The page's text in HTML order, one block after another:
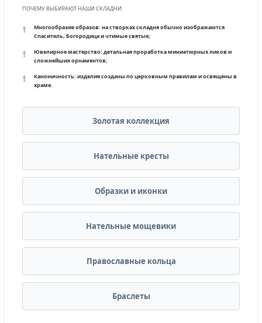
ПОЧЕМУ ВЫБИРАЮТ НАШИ СКЛАДНИ:
Многообразие образов: на створках складня обычно изображаются
Спаситель, Богородица и чтимые святые;
Ювелирное мастерство: детальная проработка миниатюрных ликов и
сложнейших орнаментов;
Каноничность: изделия созданы по церковным правилам и освящены в
храме.
Золотая коллекция
Нательные кресты
Образки и иконки
Нательные мощевики
Православные кольца
Браслеты